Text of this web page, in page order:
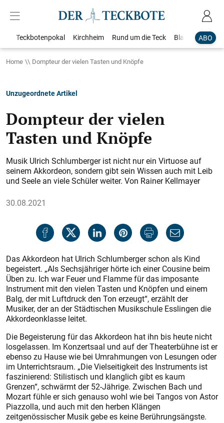
ABO
Teckbotenpokal Kirchheim Rund um die Teck Blaulicht
Home Dompteur der vielen Tasten und Knöpfe
Unzugeordnete Artikel
Dompteur der vielen
Tasten und Knöpfe
Musik Ulrich Schlumberger ist nicht nur ein Virtuose auf
seinem Akkordeon, sondern gibt sein Wissen auch mit Leib
und Seele an viele Schüler weiter. Von Rainer Kellmayer
30.08.2021
Das Akkordeon hat Ulrich Schlumberger schon als Kind
begeistert. „Als Sechsjähriger hörte ich einer Cousine beim
Üben zu. Ich war Feuer und Flamme für das imposante
Instrument mit den vielen Tasten und Knöpfen und einem
Balg, der mit Luftdruck den Ton erzeugt“, erzählt der
Musiker, der an der Städtischen ­Musikschule Esslingen die
Akkordeonklasse leitet.
Die Begeisterung für das Akkordeon hat ihn bis heute nicht
losgelassen. Im Konzertsaal und auf der Theaterbühne ist er
ebenso zu Hause wie bei Umrahmungen von Lesungen oder
im Unterrichtsraum. „Die Vielseitigkeit des Instruments ist
faszinierend: Stilis­tisch und klanglich gibt es kaum
Grenzen“, schwärmt der 52-Jährige. Zwischen Bach und
Mozart fühle er sich genauso wohl wie bei Tangos von Astor
Piazzolla, und auch mit den herben Klängen
zeitgenössischer Musik gebe es keine Berührungsängste.